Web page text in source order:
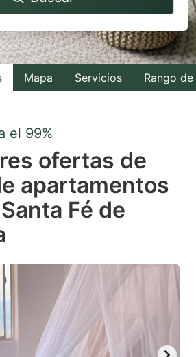
to
interact
with
the
a
date.
Press
mark
key
get
the
Mapa Servicios Rango
el 99%
ofertas de
apartamentos
Fé de